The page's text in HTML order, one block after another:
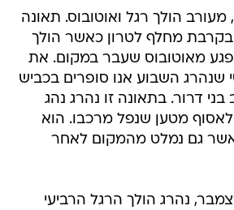
הולך רגל ואוטובוס. תאונה
ארעה בכביש 1, בקרבת מחלף לטרון כאשר הולך
מאוטובוס שעבר במקום. את
שנהרג השבוע אנו סופרים בכביש
בני דרור. בתאונה זו נהרג נהג
מטען שנפל מרכבו. הוא
גם נמלט מהמקום לאחר
של ה-3 בדצמבר, נהרג הולך הרגל הרביעי